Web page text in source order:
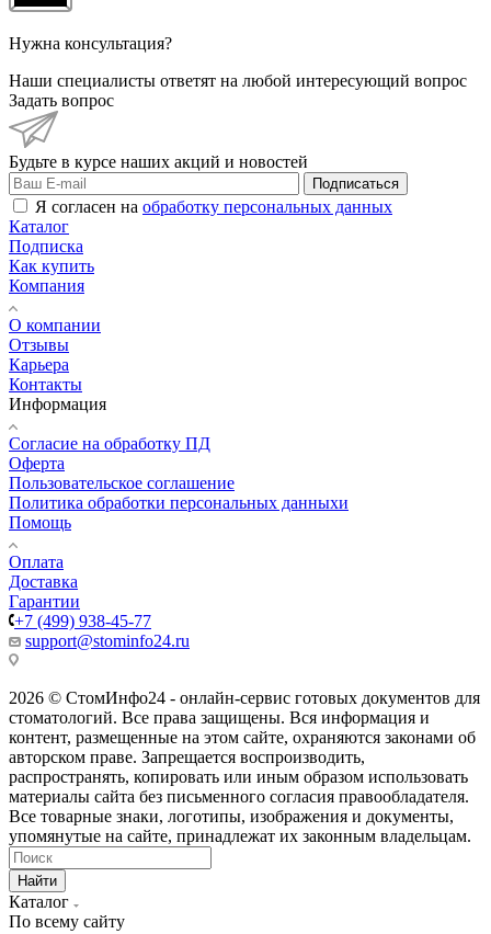
Нужна консультация?
Наши специалисты ответят на любой интересующий вопрос
Задать вопрос
Будьте в курсе наших акций и новостей
Подписаться
Я согласен на обработку персональных данных
Каталог
Подписка
Как купить
Компания
О компании
Отзывы
Карьера
Контакты
Информация
Согласие на обработку ПД
Оферта
Пользовательское соглашение
Политика обработки персональных данныхи
Помощь
Оплата
Доставка
Гарантии
+7 (499) 938-45-77
support@stominfo24.ru
2026 © СтомИнфо24 - онлайн-сервис готовых документов для
стоматологий. Все права защищены. Вся информация и
контент, размещенные на этом сайте, охраняются законами об
авторском праве. Запрещается воспроизводить,
распространять, копировать или иным образом использовать
материалы сайта без письменного согласия правообладателя.
Все товарные знаки, логотипы, изображения и документы,
упомянутые на сайте, принадлежат их законным владельцам.
Найти
Каталог
По всему сайту